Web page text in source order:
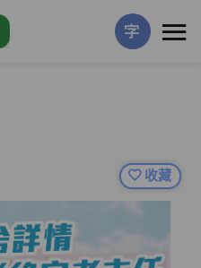
字
收藏